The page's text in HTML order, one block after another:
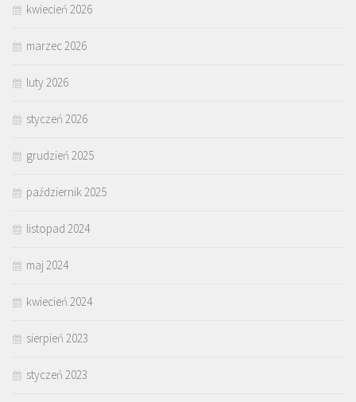
kwiecień 2026
marzec 2026
luty 2026
styczeń 2026
grudzień 2025
październik 2025
listopad 2024
maj 2024
kwiecień 2024
sierpień 2023
styczeń 2023